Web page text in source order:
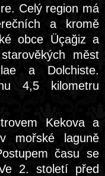
Celý region má
a kromě
obce Üçağiz a
měst
a Dolchiste.
4,5 kilometru
Kekova a
mořské laguně
času se
2. století před